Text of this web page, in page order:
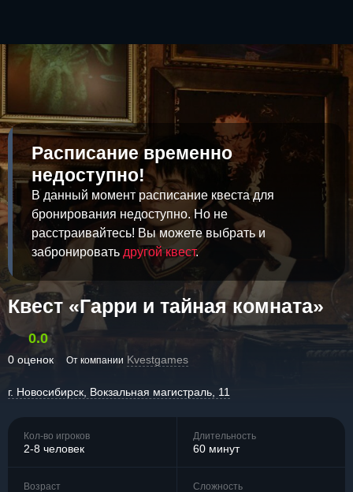
Расписание временно
недоступно!
В данный момент расписание квеста для
бронирования недоступно. Но не
расстраивайтесь! Вы можете выбрать и
забронировать другой квест.
Квест «Гарри и тайная комната»
0.0
0 оценок От компании Kvestgames
г. Новосибирск, Вокзальная магистраль, 11
Кол-во игроков
2-8 человек
Длительность
60 минут
Возраст Сложность